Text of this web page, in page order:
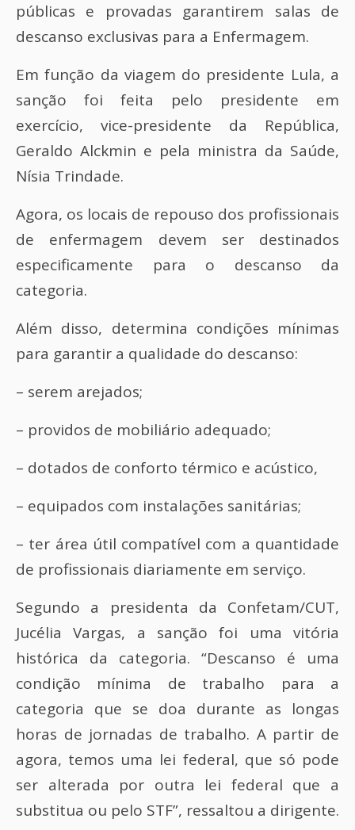
públicas e provadas garantirem salas de
descanso exclusivas para a Enfermagem.
Em função da viagem do presidente Lula, a
sanção foi feita pelo presidente em
exercício, vice-presidente da República,
Geraldo Alckmin e pela ministra da Saúde,
Nísia Trindade.
Agora, os locais de repouso dos profissionais
de enfermagem devem ser destinados
especificamente para o descanso da
categoria.
Além disso, determina condições mínimas
para garantir a qualidade do descanso:
– serem arejados;
– providos de mobiliário adequado;
– dotados de conforto térmico e acústico,
– equipados com instalações sanitárias;
– ter área útil compatível com a quantidade
de profissionais diariamente em serviço.
Segundo a presidenta da Confetam/CUT,
Jucélia Vargas, a sanção foi uma vitória
histórica da categoria. “Descanso é uma
condição mínima de trabalho para a
categoria que se doa durante as longas
horas de jornadas de trabalho. A partir de
agora, temos uma lei federal, que só pode
ser alterada por outra lei federal que a
substitua ou pelo STF”, ressaltou a dirigente.